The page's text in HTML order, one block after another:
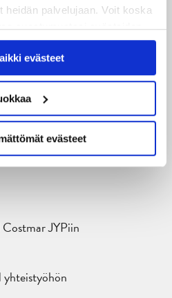
heidän palvelujaan. Voit koska
suostumustasi evästeiden
.
evästeet
evästeet
2026–2027 on nimetty
ovat alkaneet – ensimmäinen
Tampere Cupissa!
2026-2027 kaudelle on
JYPiin
yhteistyöhön